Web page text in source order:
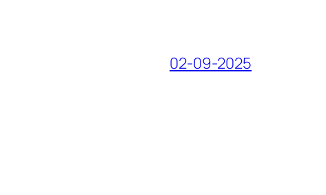
02-09-2025